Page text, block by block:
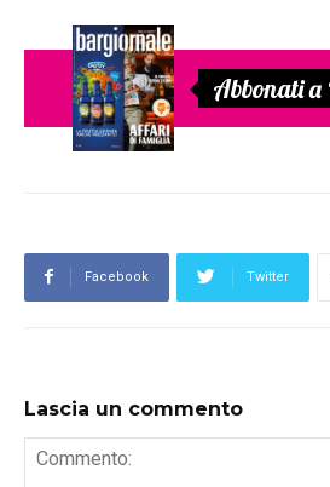
Abbonati
Facebook Twitter
Lascia un commento